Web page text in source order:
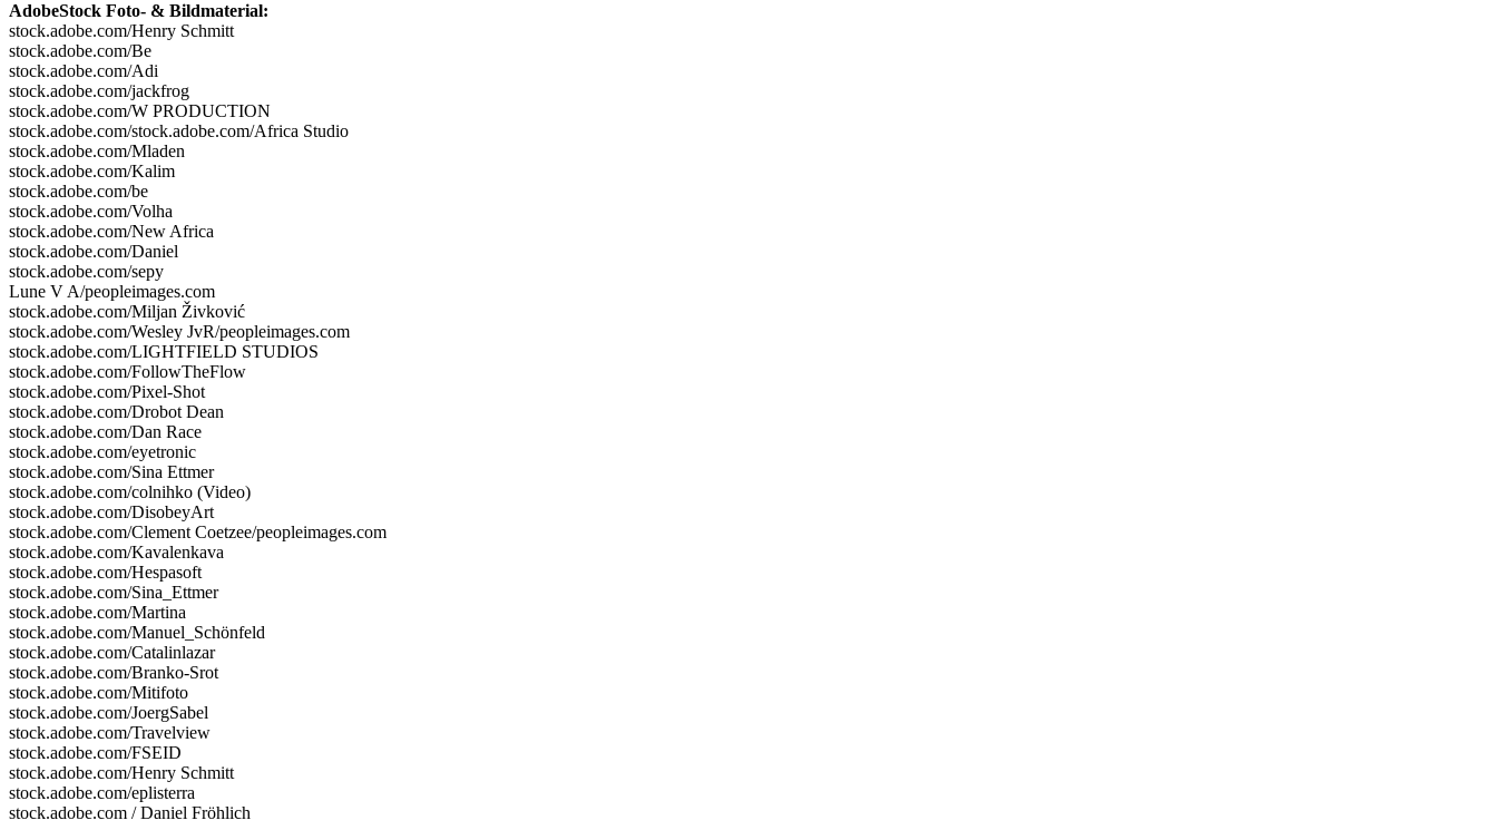
AdobeStock Foto- & Bildmaterial:
stock.adobe.com/Henry Schmitt
stock.adobe.com/Be
stock.adobe.com/Adi
stock.adobe.com/jackfrog
stock.adobe.com/W PRODUCTION
stock.adobe.com/stock.adobe.com/Africa Studio
stock.adobe.com/Mladen
stock.adobe.com/Kalim
stock.adobe.com/be
stock.adobe.com/Volha
stock.adobe.com/New Africa
stock.adobe.com/Daniel
stock.adobe.com/sepy
Lune V A/peopleimages.com
stock.adobe.com/Miljan Živković
stock.adobe.com/Wesley JvR/peopleimages.com
stock.adobe.com/LIGHTFIELD STUDIOS
stock.adobe.com/FollowTheFlow
stock.adobe.com/Pixel-Shot
stock.adobe.com/Drobot Dean
stock.adobe.com/Dan Race
stock.adobe.com/eyetronic
stock.adobe.com/Sina Ettmer
stock.adobe.com/colnihko (Video)
stock.adobe.com/DisobeyArt
stock.adobe.com/Clement Coetzee/peopleimages.com
stock.adobe.com/Kavalenkava
stock.adobe.com/Hespasoft
stock.adobe.com/Sina_Ettmer
stock.adobe.com/Martina
stock.adobe.com/Manuel_Schönfeld
stock.adobe.com/Catalinlazar
stock.adobe.com/Branko-Srot
stock.adobe.com/Mitifoto
stock.adobe.com/JoergSabel
stock.adobe.com/Travelview
stock.adobe.com/FSEID
stock.adobe.com/Henry Schmitt
stock.adobe.com/eplisterra
stock.adobe.com / Daniel Fröhlich